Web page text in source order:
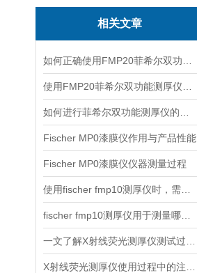
相关文章
Fischer MP0漆膜仪作用与产品性能
Fischer MP0漆膜仪仪器测量过程